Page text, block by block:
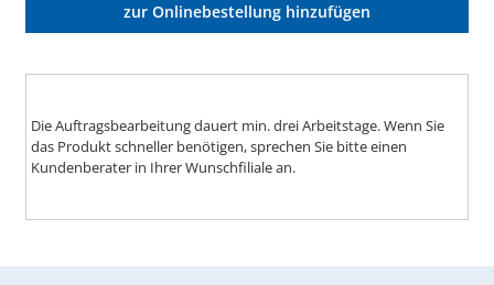
zur Onlinebestellung hinzufügen
Die Auftragsbearbeitung dauert min. drei Arbeitstage. Wenn Sie
das Produkt schneller benötigen, sprechen Sie bitte einen
Kundenberater in Ihrer Wunschfiliale an.